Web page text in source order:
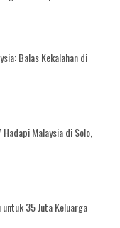
Balas Kekalahan di
Malaysia di Solo,
35 Juta Keluarga